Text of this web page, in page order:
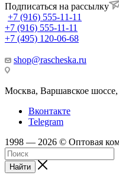
Подписаться на рассылку
+7 (916) 555-11-11
+7 (916) 555-11-11
+7 (495) 120-06-68
shop@rascheska.ru
Москва, Варшавское
Вконтакте
Telegram
1998 — 2026 © Оптовая
Найти